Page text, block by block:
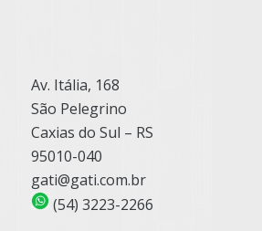
Av. Itália, 168
São Pelegrino
Caxias do Sul – RS
95010-040
gati@gati.com.br
(54) 3223-2266